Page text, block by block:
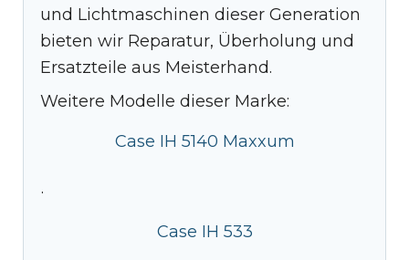
und Lichtmaschinen dieser Generation
bieten wir Reparatur, Überholung und
Ersatzteile aus Meisterhand.
Weitere Modelle dieser Marke:
Case IH 5140 Maxxum
·
Case IH 533